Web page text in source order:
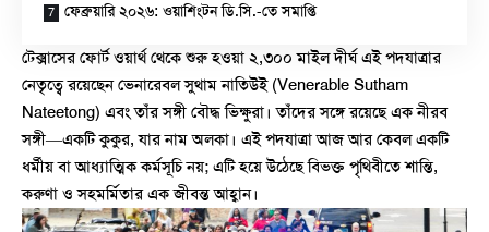
ফেব্রুয়ারি ২০২৬: ওয়াশিংটন ডি.সি.-তে সমাপ্তি
টেক্সাসের ফোর্ট ওয়ার্থ থেকে শুরু হওয়া ২,৩০০ মাইল দীর্ঘ এই পদযাত্রার
নেতৃত্বে রয়েছেন ভেনারেবল সুথাম নাতিউই (Venerable Sutham
Nateetong) এবং তাঁর সঙ্গী বৌদ্ধ ভিক্ষুরা। তাঁদের সঙ্গে রয়েছে এক নীরব
সঙ্গী—একটি কুকুর, যার নাম অলকা। এই পদযাত্রা আজ আর কেবল একটি
ধর্মীয় বা আধ্যাত্মিক কর্মসূচি নয়; এটি হয়ে উঠেছে বিভক্ত পৃথিবীতে শান্তি,
করুণা ও সহমর্মিতার এক জীবন্ত আহ্বান।